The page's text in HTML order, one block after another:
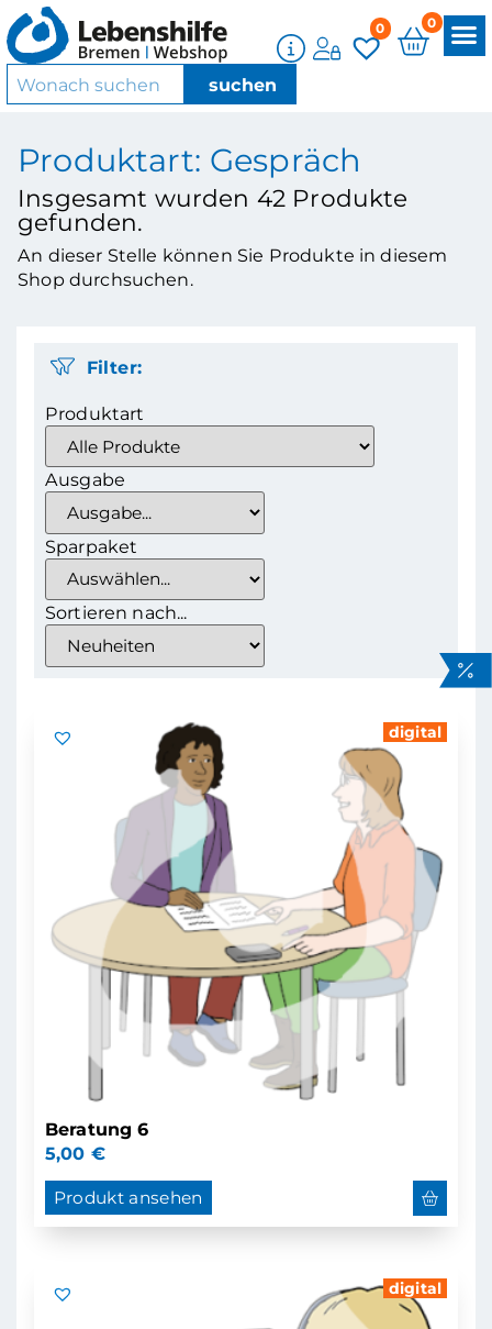
0 0
Produktart: Gespräch
Insgesamt wurden 42 Produkte
gefunden.
An dieser Stelle können Sie Produkte in diesem
Shop durchsuchen.
Filter:
Produktart
Ausgabe
Sparpaket
Sortieren nach...
digital
Beratung 6
5,00 €
Produkt ansehen
digital